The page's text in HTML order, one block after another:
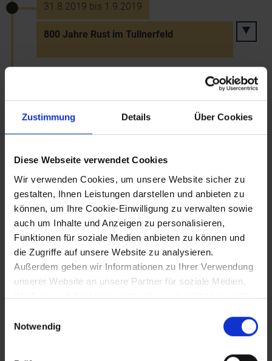
Zustimmung Details Über Cookies
Diese Webseite verwendet Cookies
Wir verwenden Cookies, um unsere Website sicher zu
gestalten, Ihnen Leistungen darstellen und anbieten zu
können, um Ihre Cookie-Einwilligung zu verwalten sowie
auch um Inhalte und Anzeigen zu personalisieren,
Funktionen für soziale Medien anbieten zu können und
die Zugriffe auf unsere Website zu analysieren.
Außerdem geben wir Informationen zu Ihrer Verwendung
unserer Website an unsere Partner für soziale Medien,
Werbung und Analysen weiter, die auch in Ländern sind,
gegeben ist, und in denen Sie Ihre Rechte uU nicht
effektiv durchsetzen können. Unsere Partner führen
diese Informationen möglicherweise mit weiteren Daten
Notwendig
31.8.2019 bis 1.9.2019
800 Jahre Rust im Tullnerfeld
21.9.2019 bis 22.9.2019
1. Agnes-Kirtag in Klosterneuburg
28.9.2019
Eröffnung des neuen Stadions in Wiener
Neustadt